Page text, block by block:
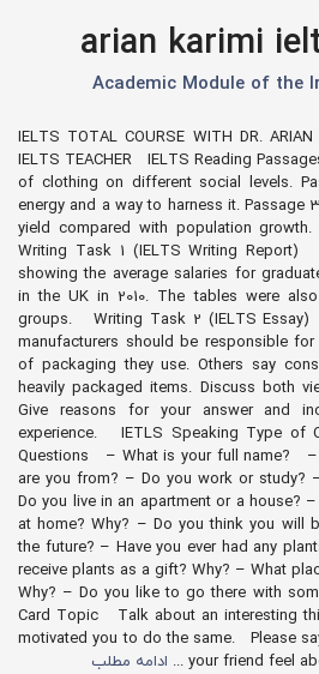
arian karimi
Academic Module of the
IELTS TOTAL COURSE WITH DR.
IELTS TEACHER IELTS Reading
of clothing on different social levels.
energy and a way to harness it. Passage
yield compared with population
Writing Task 1 (IELTS Writing
showing the average salaries for
in the UK in 2010. The tables were
groups. Writing Task 2 (IELTS
manufacturers should be responsible
of packaging they use. Others say
heavily packaged items. Discuss both
Give reasons for your answer and
experience. IETLS Speaking Type of
Questions – What is your full name? –
are you from? – Do you work or study?
Do you live in an apartment or a house?
at home? Why? – Do you think you will
the future? – Have you ever had any
receive plants as a gift? Why? – What
Why? – Do you like to go there with
Card Topic Talk about an interesting
motivated you to do the same. Please
your friend feel
ادامه مطلب